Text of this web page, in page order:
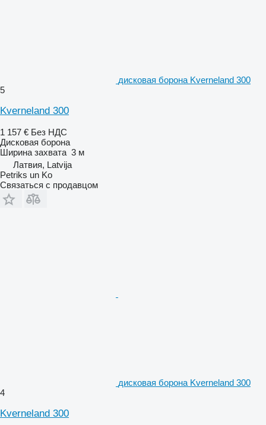
дисковая борона Kverneland 300
5
Kverneland 300
1 157 € Без НДС
Дисковая борона
Ширина захвата 3 м
Латвия, Latvija
Petriks un Ko
Связаться с продавцом
дисковая борона Kverneland 300
4
Kverneland 300